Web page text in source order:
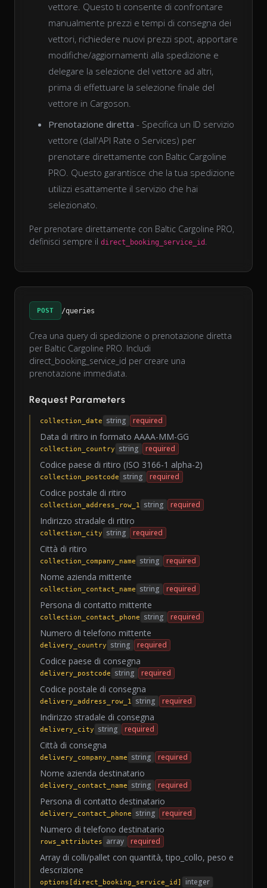
vettore. Questo ti consente di confrontare
manualmente prezzi e tempi di consegna dei
vettori, richiedere nuovi prezzi spot, apportare
modifiche/aggiornamenti alla spedizione e
delegare la selezione del vettore ad altri,
prima di effettuare la selezione finale del
vettore in Cargoson.
Prenotazione diretta - Specifica un ID servizio
vettore (dall'API Rate o Services) per
prenotare direttamente con Baltic Cargoline
PRO. Questo garantisce che la tua spedizione
utilizzi esattamente il servizio che hai
selezionato.
Per prenotare direttamente con Baltic Cargoline PRO,
definisci sempre il direct_booking_service_id .
POST /queries
Crea una query di spedizione o prenotazione diretta
per Baltic Cargoline PRO. Includi
direct_booking_service_id per creare una
prenotazione immediata.
Request Parameters
collection_date string required
Data di ritiro in formato AAAA-MM-GG
collection_country string required
Codice paese di ritiro (ISO 3166-1 alpha-2)
collection_postcode string required
Codice postale di ritiro
collection_address_row_1 string required
Indirizzo stradale di ritiro
collection_city string required
Città di ritiro
collection_company_name string required
Nome azienda mittente
collection_contact_name string required
Persona di contatto mittente
collection_contact_phone string required
Numero di telefono mittente
delivery_country string required
Codice paese di consegna
delivery_postcode string required
Codice postale di consegna
delivery_address_row_1 string required
Indirizzo stradale di consegna
delivery_city string required
Città di consegna
delivery_company_name string required
Nome azienda destinatario
delivery_contact_name string required
Persona di contatto destinatario
delivery_contact_phone string required
Numero di telefono destinatario
rows_attributes array required
Array di colli/pallet con quantità, tipo_collo, peso e
descrizione
options[direct_booking_service_id] integer